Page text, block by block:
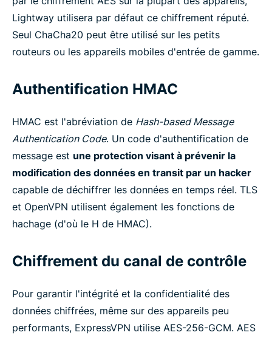
Lightway utilisera par défaut ce chiffrement réputé.
Seul ChaCha20 peut être utilisé sur les petits
routeurs ou les appareils mobiles d'entrée de gamme.
Authentification HMAC
HMAC est l'abréviation de Hash-based Message
Authentication Code. Un code d'authentification de
message est une protection visant à prévenir la
modification des données en transit par un hacker
capable de déchiffrer les données en temps réel. TLS
et OpenVPN utilisent également les fonctions de
hachage (d'où le H de HMAC).
Chiffrement du canal de contrôle
Pour garantir l'intégrité et la confidentialité des
données chiffrées, même sur des appareils peu
performants, ExpressVPN utilise AES-256-GCM. AES